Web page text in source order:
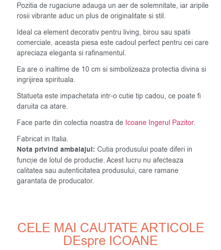
Pozitia de rugaciune adauga un aer de solemnitate, iar aripile
rosii vibrante aduc un plus de originalitate si stil.
Ideal ca element decorativ pentru living, birou sau spatii
comerciale, aceasta piesa este cadoul perfect pentru cei care
apreciaza eleganta si rafinamentul.
Ea are o inaltime de 10 cm si simbolizeaza protectia divina si
ingrijirea spirituala.
Statueta este impachetata intr-o cutie tip cadou, ce poate fi
daruita ca atare.
Face parte din colectia noastra de Icoane Ingerul Pazitor.
Fabricat in Italia.
Nota privind ambalajul: Cutia produsului poate diferi in
funcție de lotul de productie. Acest lucru nu afecteaza
calitatea sau autenticitatea produsului, care ramane
garantata de producator.
CELE MAI CAUTATE ARTICOLE
DEspre ICOANE